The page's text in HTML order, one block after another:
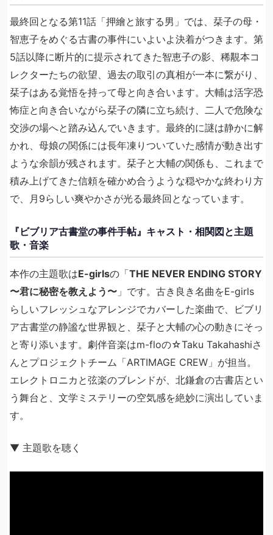
最終回となる第11話「押繪と旅する男」では、栞子の母・
智恵子をめぐる古書の事件にいよいよ決着がつきます。第
5話以降に断片的に提示されてきた智恵子の影、稀覯本コ
レクターたちの欲望、過去の取引の真相が一本に繋がり、
栞子はある覚悟を持って母と向き合います。大輔は活字恐
怖症と向き合いながら栞子の隣に立ち続け、二人で危険な
交渉の場へと踏み込んでいきます。最終的に謎は静かに解
かれ、母娘の関係には長年凍りついていた感情が動き出す
ような余韻が残されます。栞子と大輔の関係も、これまで
積み上げてきた信頼を確かめ合うような穏やかな終わり方
で、月9らしい爽やかさが光る最終回となっています。
『ビブリア古書堂の事件手帖』キャスト・相関図と主題
歌・音楽
本作の主題歌はE-girlsの「THE NEVER ENDING STORY
〜君に秘密を教えよう〜 」です。古き良き名曲をE-girls
らしいフレッシュなアレンジでカバーした楽曲で、ビブリ
ア古書堂の静謐な世界観と、栞子と大輔の心の動きにそっ
と寄り添います。劇伴音楽はm-floの☆Taku Takahashiさ
んとプロジェクトチーム「ARTIMAGE CREW」が担当。
エレクトロニカと弦楽のブレンドが、北鎌倉の古書店とい
う舞台と、文学ミステリーの空気感を絶妙に演出していま
す。
▼ 主題歌を聴く